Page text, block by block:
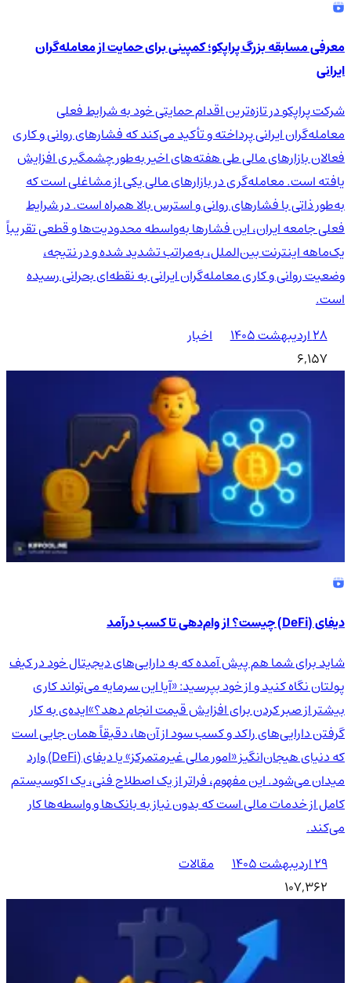
معرفی مسابقه بزرگ پراپکو؛ کمپینی برای حمایت از معامله‌گران
ایرانی
شرکت پراپکو در تازه‌ترین اقدام حمایتی خود به شرایط فعلی
معامله‌گران ایرانی پرداخته و تأکید می‌کند که فشارهای روانی و کاری
فعالان بازارهای مالی طی هفته‌های اخیر به‌طور چشمگیری افزایش
یافته است. معامله‌گری در بازارهای مالی یکی از مشاغلی است که
به‌طور ذاتی با فشارهای روانی و استرس بالا همراه است. در شرایط
فعلی جامعه ایران، این فشارها به‌واسطه محدودیت‌ها و قطعی تقریباً
یک‌ماهه اینترنت بین‌الملل، به‌مراتب تشدید شده و در نتیجه،
وضعیت روانی و کاری معامله‌گران ایرانی به نقطه‌ای بحرانی رسیده
است.
۲۸ اردیبهشت ۱۴۰۵
اخبار
6,157
دیفای (DeFi) چیست؟ از وام‌دهی تا کسب درآمد
شاید برای شما هم پیش آمده که به دارایی‌های دیجیتال خود در کیف
پولتان نگاه کنید و از خود بپرسید: «آیا این سرمایه می‌تواند کاری
بیشتر از صبر کردن برای افزایش قیمت انجام دهد؟»ایده‌ی به کار
گرفتن دارایی‌های راکد و کسب سود از آن‌ها، دقیقاً همان جایی است
که دنیای هیجان‌انگیز «امور مالی غیرمتمرکز» یا دیفای (DeFi) وارد
میدان می‌شود. این مفهوم، فراتر از یک اصطلاح فنی، یک اکوسیستم
کامل از خدمات مالی است که بدون نیاز به بانک‌ها و واسطه‌ها کار
می‌کند.
۲۹ اردیبهشت ۱۴۰۵
مقالات
107,362